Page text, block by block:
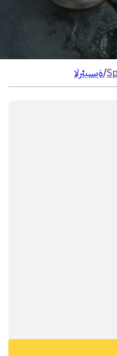
الرئيسية/